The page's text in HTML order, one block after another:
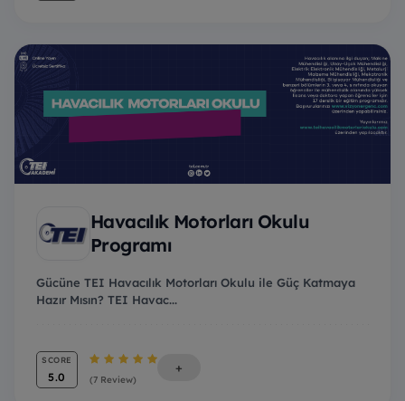
Havacılık Motorları Okulu
Programı
Gücüne TEI Havacılık Motorları Okulu ile Güç Katmaya
Hazır Mısın? TEI Havac...
SCORE
5.0 (7 Review)
+